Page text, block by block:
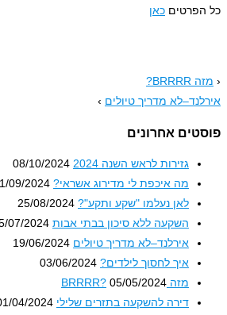
כל הפרטים כאן
‹ מזה BRRRR?
אירלנד–לא מדריך טיולים ›
פוסטים אחרונים
גזירות לראש השנה 2024
08/10/2024
מה איכפת לי מדירוג אשראי? 09/2024
לאן נעלמו "שקע ותקע"? 25/08/2024
השקעה ללא סיכון בבתי אבות 07/2024
אירלנד–לא מדריך טיולים 19/06/2024
איך לחסוך לילדים? 03/06/2024
מזה BRRRR? 05/05/2024
דירה להשקעה בתזרים שלילי 04/2024